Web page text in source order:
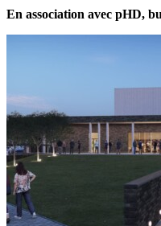
En association avec pHD,